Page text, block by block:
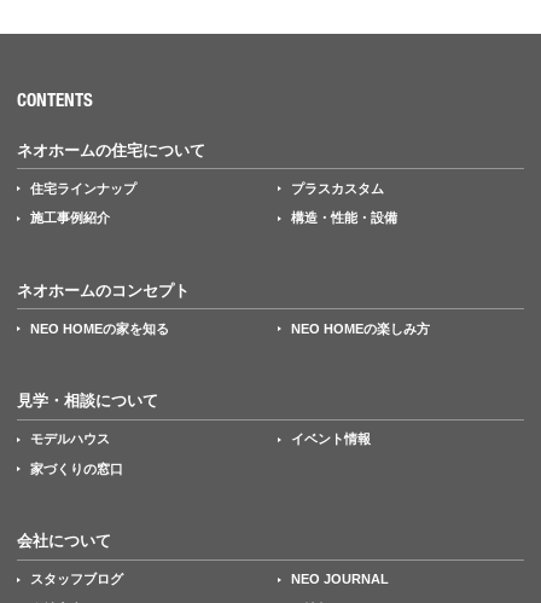
CONTENTS
ネオホームの住宅について
住宅ラインナップ プラスカスタム
施工事例紹介 構造・性能・設備
ネオホームのコンセプト
NEO HOMEの家を知る NEO HOMEの楽しみ方
見学・相談について
モデルハウス イベント情報
家づくりの窓口
会社について
スタッフブログ NEO JOURNAL